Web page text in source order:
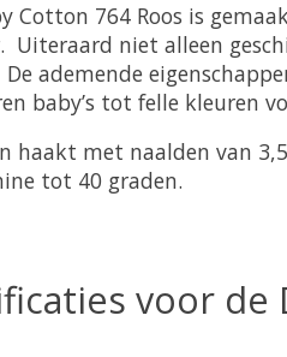
Cotton 764 Roos is
Uiteraard niet alleen
ademende
baby’s tot felle kleuren
haakt met naalden van
tot 40 graden.
voor de